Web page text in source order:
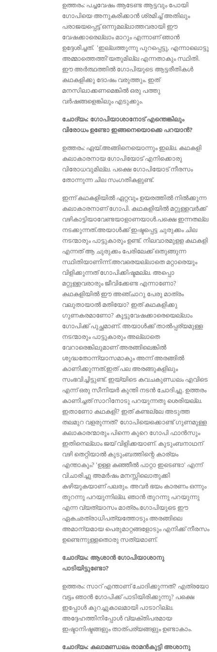
ഉത്തരം: പച്ചവേഷം ആടേണ്ട ആട്ടവും പോയി
ഗോപിയെ അനുകരിക്കാന്‍ ശ്രമിച്ച് അതിലും
പരാജയപ്പെട്ട് ഒന്നുമല്ലാത്തവരായി ഈ
വേഷക്കാരെല്ലാം മാറും എന്നാണ് ഞാന്‍
ഉദ്ദേശിച്ചത്. 'ഇല്ലത്തൂന്നു പുറപ്പെട്ടു, എന്നാലൊട്ടു
അമ്മാത്തെത്തി'യതുമില്ല എന്നതാകും സ്ഥിതി.
ഈ അര്‍ത്ഥത്തില്‍ ഗോപിയുടെ ആട്ടരീതികള്‍
കഥകളിക്കു ദോഷം വരുത്തും. ഇത്
മനസിലാക്കണമെങ്കില്‍ ഒരു പത്തു
വര്‍ഷങ്ങളെങ്കിലും എടുക്കും.
ചോദ്യം: ഗോപിയാശാനോട് എന്തെങ്കിലും
വിരോധം ഉണ്ടോ ഇങ്ങനെയൊക്കെ പറയാൻ?
ഉത്തരം: ഏയ്‌.അങ്ങിനെയൊന്നും ഇല്ല. കഥകളി
കലാകാരനായ ഗോപിയോട് എനിക്കൊരു
വിരോധവുമില്ല. പക്ഷെ ഗോപിയോട് നീരസം
തോന്നുന്ന ചില സംഗതികളുണ്ട്‌.
ഇന്ന് കഥകളിയിൽ ഏറ്റവും ഉയരത്തിൽ നിൽക്കുന്ന
കലാകാരനാണ് ഗോപി. കഥകളിയിൽ മറ്റുള്ളവർക്ക്
വഴികാട്ടിയാവേണ്ടയാളാണയാൾ.പക്ഷെ ഇന്നതല്ല
നടക്കുന്നത്.അയാൾക്ക്‌ ഇഷ്ടപ്പെട്ട ചുരുക്കം ചില
നടന്മാരും പാട്ടുകാരും ഉണ്ട്. നിലവാരമുളള കഥകളി
എന്നത് ആ ചുരുക്കം പേരിലേക്ക് ഒതുങ്ങുന്ന
സ്ഥിതിയാണിന്ന്.അവരെയല്ലാതെ മറ്റാരെയും
വിളിക്കുന്നത്‌ ഗോപിക്കിഷ്ടമല്ല. അപ്പൊ
മറ്റുള്ളവരാരും ജീവിക്കേണ്ട എന്നാണോ?
കഥകളിയിൽ ഈ അഞ്ചാറു പേരു മാത്രം
വലുതായാൽ മതിയോ? ഇത് കഥകളിക്കു
ഗുണകരമാണോ? കൂട്ടുവേഷക്കാരെയെല്ലാം
ഗോപിക്ക് പുച്ഛമാണ്. അയാള്‍ക്ക്‌ താല്‍പ്പര്യമുള്ള
നടന്മാരും പാട്ടുകാരും അല്ലാതെ
വേറാരെങ്കിലുമാണ് അരങ്ങിലെങ്കില്‍
ശുദ്ധതോന്ന്യാസമാകും അന്ന് അരങ്ങില്‍
കാണിക്കുന്നത്.ഇത് പല അരങ്ങുകളിലും
സംഭവിച്ചിട്ടുണ്ട്. ഇയ്യിടെ കവചകുണ്ഡലം എവിടെ
എന്ന് ഒരു സീനിയർ കുന്തി നടൻ ചോദിച്ചു. ഉത്തരം
കാണിച്ചത് സാറിനോടു പറയുന്നതു ശെരിയല്ല.
ഇതാണോ കഥകളി? ഇത് കണ്ടല്ലേ അടുത്ത
തലമുറ വളരുന്നത്‌? ഗോപിയെക്കൊണ്ട് ഗുണമുള്ള
കലാകാരന്മാരും പിന്നെ കുറെ ഗോപി ഫാൻസും
ഇതിനെല്ലാം ജയ്‌ വിളിക്കയാണ്. കുടുംബനാഥന്
വഴി തെറ്റിയാൽ കുടുംബത്തിന്റെ കാര്യം
എന്താകും? 'ഉള്ള കഞ്ഞീൽ പാറ്റാ ഇടെണ്ടാ' എന്ന്
വിചാരിച്ചു അമർഷം മനസ്സിലൊതുക്കി
കഴിയുകയാണ് പലരും. അവർ ഭയം കാരണം ഒന്നും
തുറന്നു പറയുന്നില്ല, ഞാൻ തുറന്നു പറയുന്നു
എന്ന വ്യത്യാസം മാത്രം.ഗോപിയുടെ ഈ
ഏകഛത്രാധിപത്യത്തോടും അരങ്ങിലെ
അമാന്യമായ പെരുമാറ്റങ്ങളോടും എനിക്ക് നീരസം
ഉണ്ടെന്നുള്ളതൊരു സത്യമാണ്.
ചോദ്യം: ആശാന്‍ ഗോപിയാശാനു
പാടിയിട്ടുണ്ടോ?
ഉത്തരം: സാറ് എന്താണ് ചോദിക്കുന്നത്? എത്രയോ
വട്ടം ഞാന്‍ ഗോപിക്ക് പാടിയിരിക്കുന്നു? പക്ഷെ
ഇപ്പോള്‍ കുറച്ചുകാലമായി പാടാറില്ല.
അദ്ദേഹത്തിനിപ്പോൾ വ്യക്തിപരമായ
ഇഷ്ടാനിഷ്ടങ്ങളും താത്പര്യങ്ങളും ഉണ്ടാകാം.
ചോദ്യം: കലാമണ്ഡലം രാമൻകുട്ടി അശാനു